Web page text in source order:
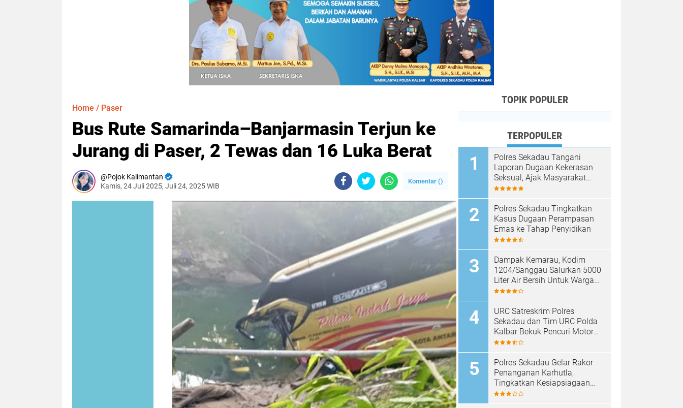
Home / Paser
Bus Rute Samarinda–Banjarmasin Terjun ke
Jurang di Paser, 2 Tewas dan 16 Luka Berat
Pojok Kalimantan
Kamis, 24 Juli 2025, Juli 24, 2025 WIB
Komentar ()
TOPIK POPULER
TERPOPULER
Polres Sekadau Tangani
Laporan Dugaan Kekerasan
Seksual, Ajak Masyarakat
Jaga Ruang Digital
Polres Sekadau Tingkatkan
Kasus Dugaan Perampasan
Emas ke Tahap Penyidikan
Dampak Kemarau, Kodim
1204/Sanggau Salurkan 5000
Liter Air Bersih Untuk Warga
Desa Entakai
URC Satreskrim Polres
Sekadau dan Tim URC Polda
Kalbar Bekuk Pencuri Motor
KLX, Satu Pelaku Masih
Polres Sekadau Gelar Rakor
Penanganan Karhutla,
Tingkatkan Kesiapsiagaan
Jajaran